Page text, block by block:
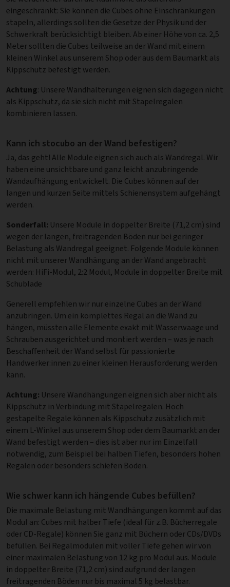
eingeschränkt: Sie können die Cubes ohne Einschränkungen
stapeln, allerdings sollten die Gesetze der Physik und der
Schwerkraft berücksichtigt bleiben. Ab einer Höhe von ca. 2,5
Meter sollten die Cubes teilweise an der Wand mit einem
kleinen Winkel aus unserem Shop oder aus dem Baumarkt als
Kippschutz befestigt werden.
Achtung: Unsere Wandhalterungen eignen sich dagegen nicht
als Kippschutz, da sie sich nicht mit Stapelregalen
kombinieren lassen.
Kann ich stocubo an der Wand befestigen?
Ja, das geht! Alle Module eignen sich auch als Wandregal. Wir
haben eine unsichtbare und ganz leicht anzubringende
Wandaufhängung entwickelt. Die Cubes können auf der
langen und kurzen Seite mittels Schienensystem aufgehängt
werden.
Sonderfall: Unsere Module in doppelter Breite (71,2 cm) sind
wegen der langen, freitragenden Böden nur bei geringer
Belastung als Wandregal geeignet. Folgende Module können
nicht mit unserer Wandhängung an der Wand angebracht
werden: HiFi-Modul, 2:2 Modul, Module in doppelter Breite mit
Schublade
Generell empfehlen wir nur einzelne Cubes an der Wand
anzubringen. Um ein komplettes Regal an die Wand zu
hängen, müssten alle Elemente exakt mit Wasserwaage und
Schrauben ausgerichtet und montiert werden – was je nach
Beschaffenheit der Wand selbst für passionierte
Handwerker:innen zu einer kleinen Herausforderung werden
kann.
Achtung: Unsere Wandhängungen eignen sich aber nicht als
Kippschutz in Verbindung mit Stapelregalen. Hoch
gestapelte Regale können als Kippschutz zusätzlich mit
einem L-Winkel aus unserem Shop oder dem Baumarkt an der
Wand befestigt werden – dies ist aber nur im Einzelfall
notwendig, zum Beispiel bei halben Tiefen, besonders hohen
Regalen oder besonders schiefen Böden.
Wie schwer kann ich hängende Cubes befüllen?
Die maximale Belastung mit Wandhängungen kommt auf das
Modul an: Cubes mit halber Tiefe (ideal für z.B. Bücherregale
oder CD-Regale) können Sie ganz mit Büchern oder CDs/DVDs
befüllen. Bei Regalmodulen mit voller Tiefe gehen wir von
einer maximalen Belastung von 12 kg pro Modul aus. Module
in doppelter Breite (71,2 cm) sind aufgrund der langen
freitragenden Böden nur bis maximal 5 kg belastbar.